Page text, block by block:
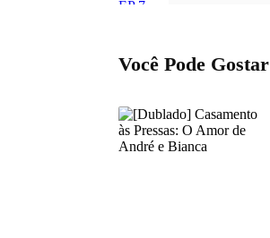
Você Pode Gostar